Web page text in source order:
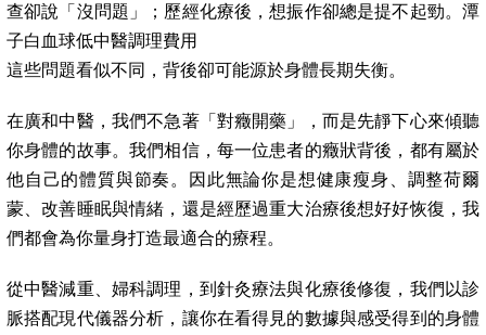
查卻說「沒問題」；歷經化療後，想振作卻總是提不起勁。潭
子白血球低中醫調理費用
這些問題看似不同，背後卻可能源於身體長期失衡。
在廣和中醫，我們不急著「對癥開藥」，而是先靜下心來傾聽
你身體的故事。我們相信，每一位患者的癥狀背後，都有屬於
他自己的體質與節奏。因此無論你是想健康瘦身、調整荷爾
蒙、改善睡眠與情緒，還是經歷過重大治療後想好好恢復，我
們都會為你量身打造最適合的療程。
從中醫減重、婦科調理，到針灸療法與化療後修復，我們以診
脈搭配現代儀器分析，讓你在看得見的數據與感受得到的身體